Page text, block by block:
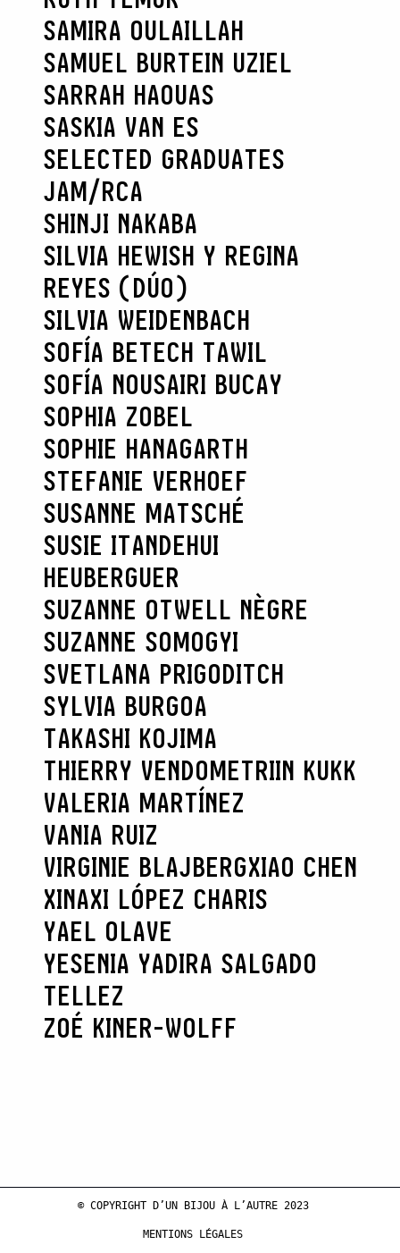
SAMIRA OULAILLAH
SAMUEL BURTEIN UZIEL
SARRAH HAOUAS
SASKIA VAN ES
SELECTED GRADUATES
JAM/RCA
SHINJI NAKABA
SILVIA HEWISH Y REGINA
REYES (DÚO)
SILVIA WEIDENBACH
SOFÍA BETECH TAWIL
SOFÍA NOUSAIRI BUCAY
SOPHIA ZOBEL
SOPHIE HANAGARTH
STEFANIE VERHOEF
SUSANNE MATSCHÉ
SUSIE ITANDEHUI
HEUBERGUER
SUZANNE OTWELL NÈGRE
SUZANNE SOMOGYI
SVETLANA PRIGODITCH
SYLVIA BURGOA
TAKASHI KOJIMA
THIERRY VENDOMETRIIN KUKK
VALERIA MARTÍNEZ
VANIA RUIZ
VIRGINIE BLAJBERGXIAO CHEN
XINAXI LÓPEZ CHARIS
YAEL OLAVE
YESENIA YADIRA SALGADO
TELLEZ
ZOÉ KINER-WOLFF
© COPYRIGHT D’UN BIJOU À L’AUTRE 2023
MENTIONS LÉGALES